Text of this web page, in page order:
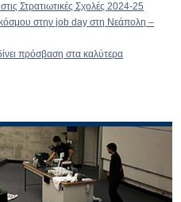
Στρατιωτικές Σχολές 2024-25
στην job day στη Νεάπολη –
πρόσβαση στα καλύτερα